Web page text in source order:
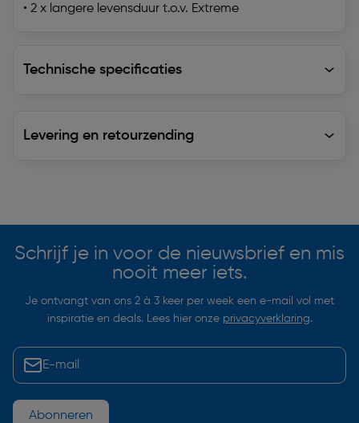
• 2 x langere levensduur t.o.v. Extreme
Technische specificaties
Levering en retourzending
Schrijf je in voor de nieuwsbrief en mis
nooit meer iets.
Je ontvangt van ons 2 à 3 keer per week een e-mail vol met
inspiratie en deals. Lees hier onze privacyverklaring.
Abonneren